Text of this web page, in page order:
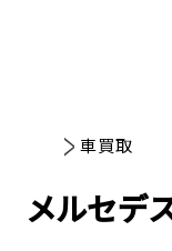
車買取
メルセデ